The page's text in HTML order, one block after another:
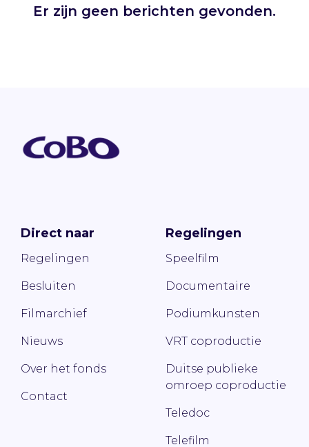
Er zijn geen berichten gevonden.
Direct naar
Regelingen
Besluiten
Filmarchief
Nieuws
Over het fonds
Contact
Regelingen
Speelfilm
Documentaire
Podiumkunsten
VRT coproductie
Duitse publieke
omroep coproductie
Teledoc
Telefilm